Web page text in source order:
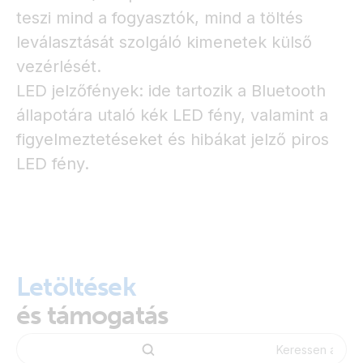
teszi mind a fogyasztók, mind a töltés
leválasztását szolgáló kimenetek külső
vezérlését.
LED jelzőfények: ide tartozik a Bluetooth
állapotára utaló kék LED fény, valamint a
figyelmeztetéseket és hibákat jelző piros
LED fény.
Letöltések
és támogatás